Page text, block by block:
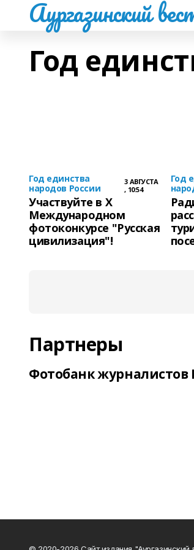
Аургазинский
Год
Год единства
народов России
3 АВГУСТА
, 10:54
Участвуйте в Х
Международном
фотоконкурсе "Русская
цивилизация"!
Год
Партнеры
Фотобанк журналистов